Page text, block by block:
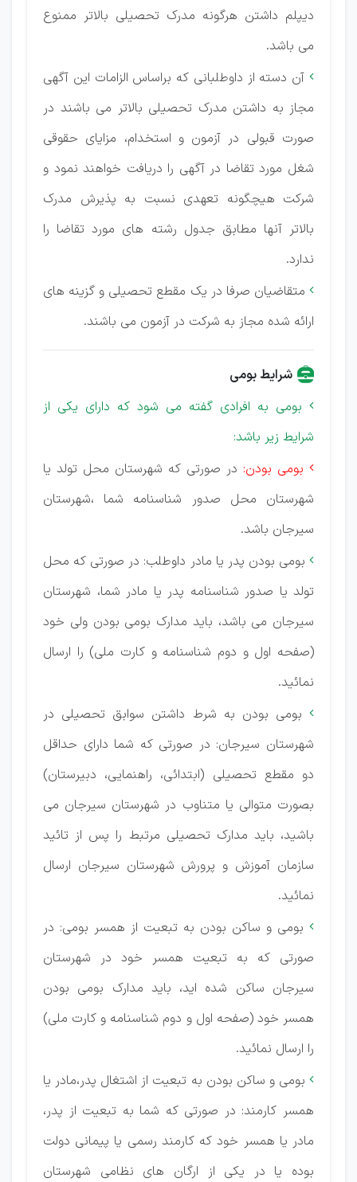
دیپلم داشتن هرگونه مدرک تحصیلی بالاتر ممنوع
می باشد.
 آن دسته از داوطلبانی که براساس الزامات این آگهی
مجاز به داشتن مدرک تحصیلی بالاتر می باشند در
صورت قبولی در آزمون و استخدام، مزایای حقوقی
شغل مورد تقاضا در آگهی را دریافت خواهند نمود و
شرکت هیچگونه تعهدی نسبت به پذیرش مدرک
بالاتر آنها مطابق جدول رشته های مورد تقاضا را
ندارد.
 متقاضیان صرفا در یک مقطع تحصیلی و گزینه های
ارائه شده مجاز به شرکت در آزمون می باشند.
شرایط بومی

بومی به افرادی گفته می شود که دارای یکی از
شرایط زیر باشد:
 بومی بودن: در صورتی که شهرستان محل تولد یا
شهرستان محل صدور شناسنامه شما ،شهرستان
سیرجان باشد.
 بومی بودن پدر یا مادر داوطلب: در صورتی که محل
تولد یا صدور شناسنامه پدر یا مادر شما، شهرستان
سیرجان می باشد، باید مدارک بومی بودن ولی خود
(صفحه اول و دوم شناسنامه و کارت ملی) را ارسال
نمائید.

بومی بودن به شرط داشتن سوابق تحصیلی در
شهرستان سیرجان: در صورتی که شما دارای حداقل
دو مقطع تحصیلی (ابتدائی، راهنمایی، دبیرستان)
بصورت متوالی یا متناوب در شهرستان سیرجان می
باشید، باید مدارک تحصیلی مرتبط را پس از تائید
سازمان آموزش و پرورش شهرستان سیرجان ارسال
نمائید.
 بومی و ساکن بودن به تبعیت از همسر بومی: در
صورتی که به تبعیت همسر خود در شهرستان
سیرجان ساکن شده اید، باید مدارک بومی بودن
همسر خود (صفحه اول و دوم شناسنامه و کارت ملی)
را ارسال نمائید.
 بومی و ساکن بودن به تبعیت از اشتغال پدر،مادر یا
همسر کارمند: در صورتی که شما به تبعیت از پدر،
مادر یا همسر خود که کارمند رسمی یا پیمانی دولت
بوده یا در یکی از ارگان های نظامی شهرستان